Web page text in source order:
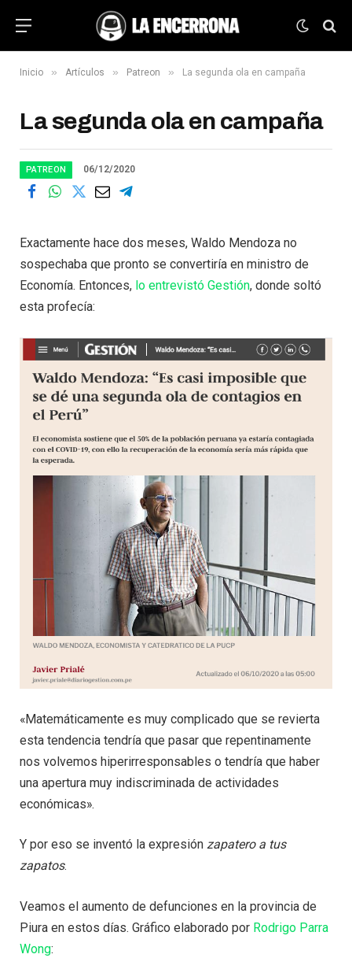
Inicio » Artículos » Patreon » La segunda ola en campaña
La segunda ola en campaña
PATREON 06/12/2020
Exactamente hace dos meses, Waldo Mendoza no
sospechaba que pronto se convertiría en ministro de
Economía. Entonces, lo entrevistó Gestión, donde soltó
esta profecía:
«Matemáticamente es muy complicado que se revierta
esta tendencia tendría que pasar que repentinamente
nos volvemos hiperirresponsables o tendría que haber
una apertura muy indiscriminada de actividades
económicas».
Y por eso se inventó la expresión zapatero a tus
zapatos.
Veamos el aumento de defunciones en la provincia de
Piura en estos días. Gráfico elaborado por Rodrigo Parra
Wong: